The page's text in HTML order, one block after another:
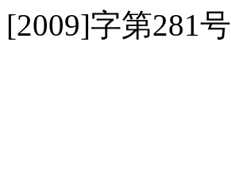
[2009]字第281号